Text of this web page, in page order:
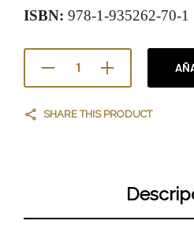
ISBN: 978-1-935262-70-1
SHARE THIS PRODUCT